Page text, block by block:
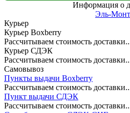
Информация о
Эль-
Курьер
Курьер Boxberry
Рассчитываем стоимость
Курьер СДЭК
Рассчитываем стоимость
Самовывоз
Пункты выдачи Boxberry
Рассчитываем стоимость
Пункт выдачи СДЭК
Рассчитываем стоимость